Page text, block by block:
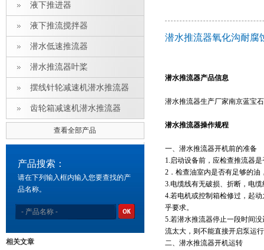
液下推进器
液下推流搅拌器
潜水低速推流器
潜水推流器叶桨
摆线针轮减速机潜水推流器
齿轮箱减速机潜水推流器
查看全部产品
产品搜索：
请在下列输入框内输入您要查找的产
品名称。
相关文章
潜水推流器氧化沟耐腐
潜水推流器产品信息
潜水推流器生产厂家南京蓝宝
潜水推流器操作规程
一、潜水推流器开机前的准备
1.启动设备前，应检查推流器
2 ．检查油室内是否有足够的
3.电缆线有无破损、折断，电
4.若电机或控制箱检修过，起
乎要求。
5.若潜水推流器停止一段时间
流太大，则不能直接开启泵运
二、潜水推流器开机运转